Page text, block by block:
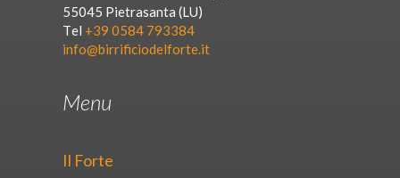
55045 Pietrasanta (LU)
Tel +39 0584 793384
info@birrificiodelforte.it
Menu
Il Forte